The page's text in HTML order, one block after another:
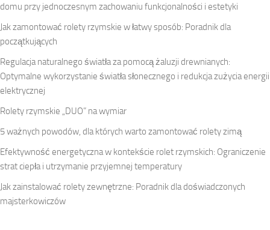
domu przy jednoczesnym zachowaniu funkcjonalności i estetyki
Jak zamontować rolety rzymskie w łatwy sposób: Poradnik dla
początkujących
Regulacja naturalnego światła za pomocą żaluzji drewnianych:
Optymalne wykorzystanie światła słonecznego i redukcja zużycia energii
elektrycznej
Rolety rzymskie „DUO” na wymiar
5 ważnych powodów, dla których warto zamontować rolety zimą
Efektywność energetyczna w kontekście rolet rzymskich: Ograniczenie
strat ciepła i utrzymanie przyjemnej temperatury
Jak zainstalować rolety zewnętrzne: Poradnik dla doświadczonych
majsterkowiczów